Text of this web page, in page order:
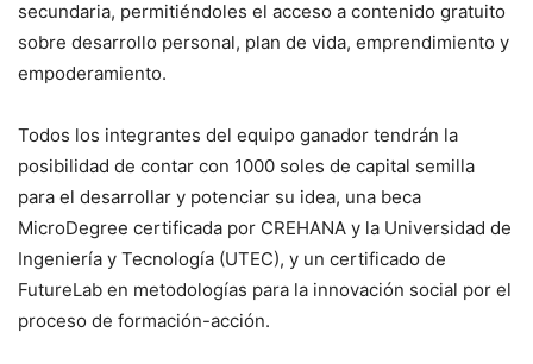
secundaria, permitiéndoles el acceso a contenido gratuito
sobre desarrollo personal, plan de vida, emprendimiento y
empoderamiento.
Todos los integrantes del equipo ganador tendrán la
posibilidad de contar con 1000 soles de capital semilla
para el desarrollar y potenciar su idea, una beca
MicroDegree certificada por CREHANA y la Universidad de
Ingeniería y Tecnología (UTEC), y un certificado de
FutureLab en metodologías para la innovación social por el
proceso de formación-acción.